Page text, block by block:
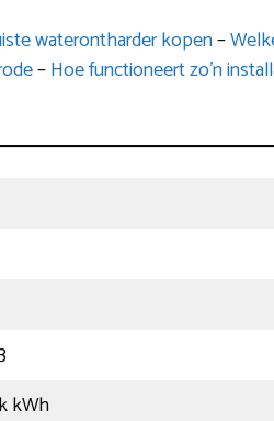
waterontharder kopen–
–Hoe functioneert zo’n
kWh